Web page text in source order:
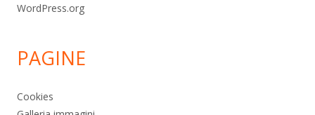
WordPress.org
PAGINE
Cookies